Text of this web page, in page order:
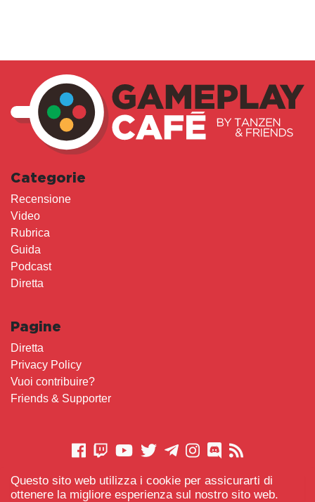
Questo sito web utilizza i cookie per assicurarti di
ottenere la migliore esperienza sul nostro sito web.
Categorie
Recensione
Video
Rubrica
Guida
Podcast
Diretta
Pagine
Diretta
Privacy Policy
Vuoi contribuire?
Friends & Supporter
CONTATTACI